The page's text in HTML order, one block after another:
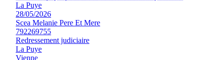
La Puye
28/05/2026
Scea Melanie Pere Et Mere
792269755
Redressement judiciaire
La Puye
Vienne